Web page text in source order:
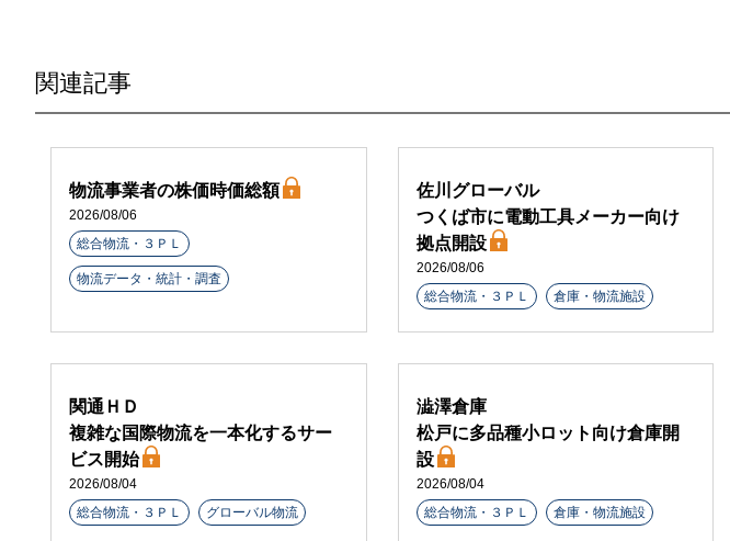
関連記事
物流事業者の株価時価総額
2026/08/06
総合物流・３ＰＬ
物流データ・統計・調査
佐川グローバル
つくば市に電動工具メーカー向け
拠点開設
2026/08/06
総合物流・３ＰＬ
倉庫・物流施設
関通ＨＤ
複雑な国際物流を一本化するサー
ビス開始
2026/08/04
総合物流・３ＰＬ
グローバル物流
澁澤倉庫
松戸に多品種小ロット向け倉庫開
設
2026/08/04
総合物流・３ＰＬ
倉庫・物流施設